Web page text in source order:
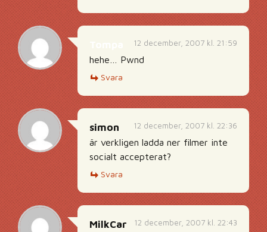
12 december, 2007 kl. 21:59
hehe… Pwnd
Svara
12 december, 2007 kl. 22:36
simon
är verkligen ladda ner filmer inte
socialt accepterat?
Svara
12 december, 2007 kl. 22:43
MilkCar